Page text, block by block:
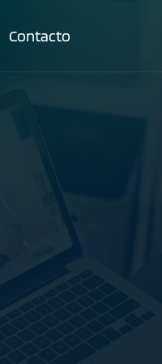
Contacto